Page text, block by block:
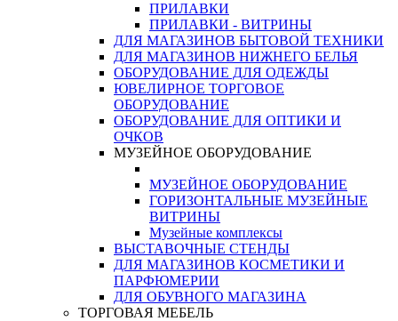
ПРИЛАВКИ
ПРИЛАВКИ - ВИТРИНЫ
ДЛЯ МАГАЗИНОВ БЫТОВОЙ ТЕХНИКИ
ДЛЯ МАГАЗИНОВ НИЖНЕГО БЕЛЬЯ
ОБОРУДОВАНИЕ ДЛЯ ОДЕЖДЫ
ЮВЕЛИРНОЕ ТОРГОВОЕ
ОБОРУДОВАНИЕ
ОБОРУДОВАНИЕ ДЛЯ ОПТИКИ И
ОЧКОВ
МУЗЕЙНОЕ ОБОРУДОВАНИЕ
МУЗЕЙНОЕ ОБОРУДОВАНИЕ
ГОРИЗОНТАЛЬНЫЕ МУЗЕЙНЫЕ
ВИТРИНЫ
Музейные комплексы
ВЫСТАВОЧНЫЕ СТЕНДЫ
ДЛЯ МАГАЗИНОВ КОСМЕТИКИ И
ПАРФЮМЕРИИ
ДЛЯ ОБУВНОГО МАГАЗИНА
ТОРГОВАЯ МЕБЕЛЬ